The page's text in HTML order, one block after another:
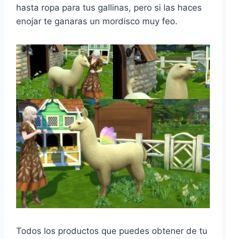
hasta ropa para tus gallinas, pero si las haces
enojar te ganaras un mordisco muy feo.
Todos los productos que puedes obtener de tu